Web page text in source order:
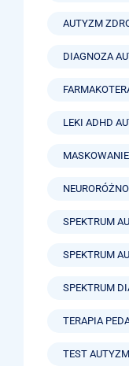
AUTYZM
DIAGNOZA
LEKI ADHD
SPEKTRUM
SPEKTRUM
SPEKTRUM
TERAPIA
TEST